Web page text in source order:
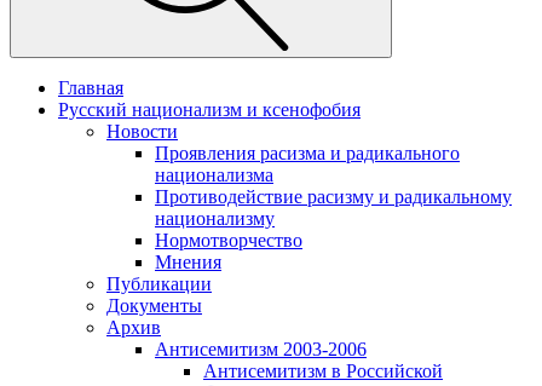
Главная
Русский национализм и ксенофобия
Новости
Проявления расизма и радикального
национализма
Противодействие расизму и радикальному
национализму
Нормотворчество
Мнения
Публикации
Документы
Архив
Антисемитизм 2003-2006
Антисемитизм в Российской